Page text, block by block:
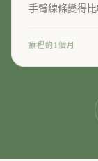
手臂線條變得
療程約1個月